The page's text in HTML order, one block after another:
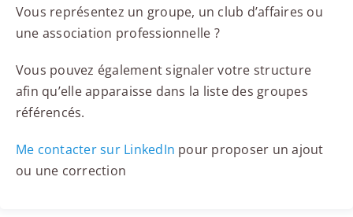
Vous représentez un groupe, un club d’affaires ou
une association professionnelle ?
Vous pouvez également signaler votre structure
afin qu’elle apparaisse dans la liste des groupes
référencés.
Me contacter sur LinkedIn pour proposer un ajout
ou une correction